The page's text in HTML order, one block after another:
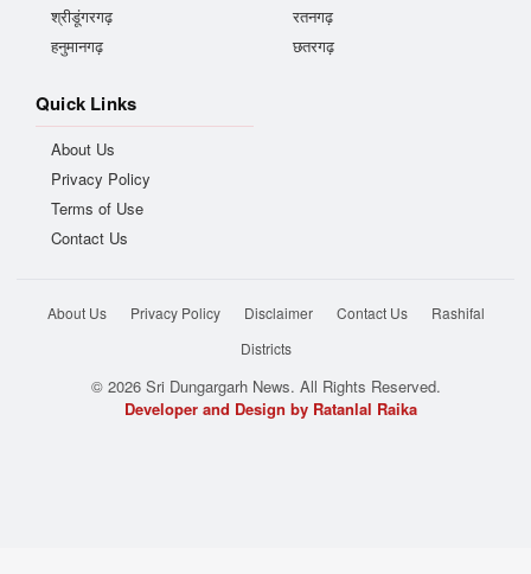
श्रीडूंगरगढ़
हनुमानगढ़
रतनगढ़
छतरगढ़
Quick Links
About Us
Privacy Policy
Terms of Use
Contact Us
About Us Privacy Policy Disclaimer Contact Us
Rashifal
Districts
© 2026 Sri Dungargarh News. All Rights Reserved.
Developer and Design by Ratanlal Raika